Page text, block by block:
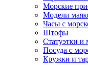
Морские
Модели
Часы с
Штофы
Статуэтки и
Посуда с
Кружки и